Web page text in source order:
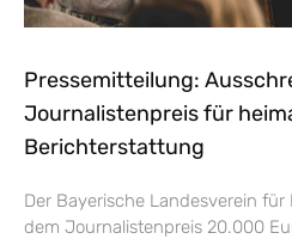
Pressemitteilung:
Journalistenpreis für
Berichterstattung
Der Bayerische Landesverein
dem Journalistenpreis 20.000